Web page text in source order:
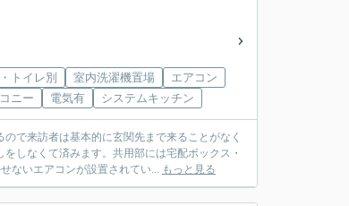
トイレ別 室内洗濯機置場
エアコン
ニー
電気有 システムキッチン
で来訪者は基本的に玄関先まで来ることがなく
しなくて済みます。共用部には宅配ボックス・
ないエアコンが設置されてい... もっと見る